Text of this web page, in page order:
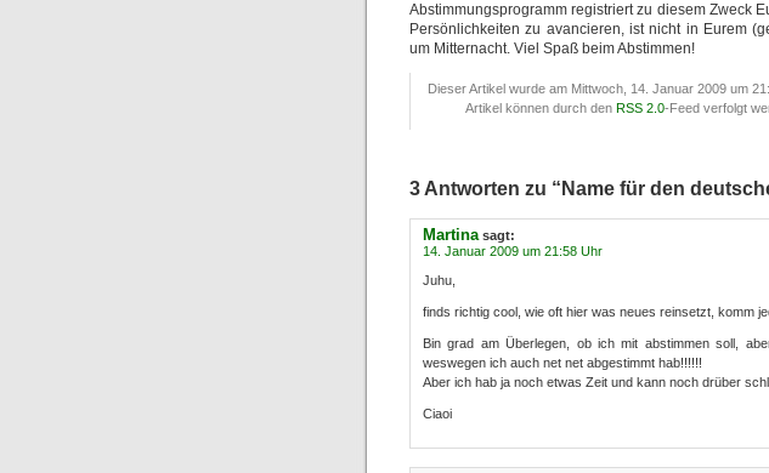
Abstimmungsprogramm registriert zu diesem Zweck
Persönlichkeiten zu avancieren, ist nicht in Eurem
um Mitternacht. Viel Spaß beim Abstimmen!
Dieser Artikel wurde am Mittwoch, 14. Januar 2009 um
Artikel können durch den RSS 2.0-Feed verfolgt
3 Antworten zu “Name für den
Martina sagt:
14. Januar 2009 um 21:58 Uhr
Juhu,
finds richtig cool, wie oft hier was neues reinsetzt, komm
Bin grad am Überlegen, ob ich mit abstimmen soll,
weswegen ich auch net net abgestimmt hab!!!!!!
Aber ich hab ja noch etwas Zeit und kann noch drüber
Ciaoi